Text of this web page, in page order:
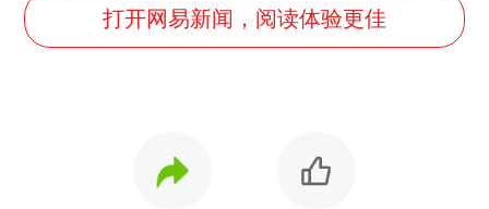
打开网易新闻，阅读体验更佳